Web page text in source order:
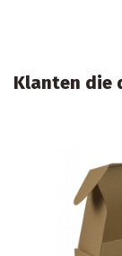
Klanten die